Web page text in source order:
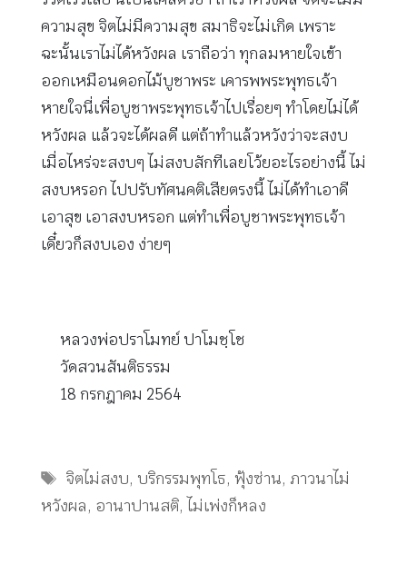
ความสุข จิตไม่มีความสุข สมาธิจะไม่เกิด เพราะ
ฉะนั้นเราไม่ได้หวังผล เราถือว่า ทุกลมหายใจเข้า
ออกเหมือนดอกไม้บูชาพระ เคารพพระพุทธเจ้า
หายใจนี่เพื่อบูชาพระพุทธเจ้าไปเรื่อยๆ ทำโดยไม่ได้
หวังผล แล้วจะได้ผลดี แต่ถ้าทำแล้วหวังว่าจะสงบ
เมื่อไหร่จะสงบๆ ไม่สงบสักทีเลยโว้ยอะไรอย่างนี้ ไม่
สงบหรอก ไปปรับทัศนคติเสียตรงนี้ ไม่ได้ทำเอาดี
เอาสุข เอาสงบหรอก แต่ทำเพื่อบูชาพระพุทธเจ้า
เดี๋ยวก็สงบเอง ง่ายๆ
หลวงพ่อปราโมทย์ ปาโมชฺโช
วัดสวนสันติธรรม
18 กรกฎาคม 2564
Tags
จิตไม่สงบ, บริกรรมพุทโธ, ฟุ้งซ่าน, ภาวนาไม่
หวังผล, อานาปานสติ, ไม่เพ่งก็หลง